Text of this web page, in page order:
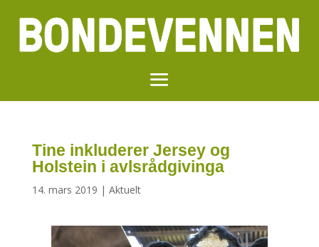
Tine inkluderer Jersey og
Holstein i avlsrådgivinga
14. mars 2019 | Aktuelt